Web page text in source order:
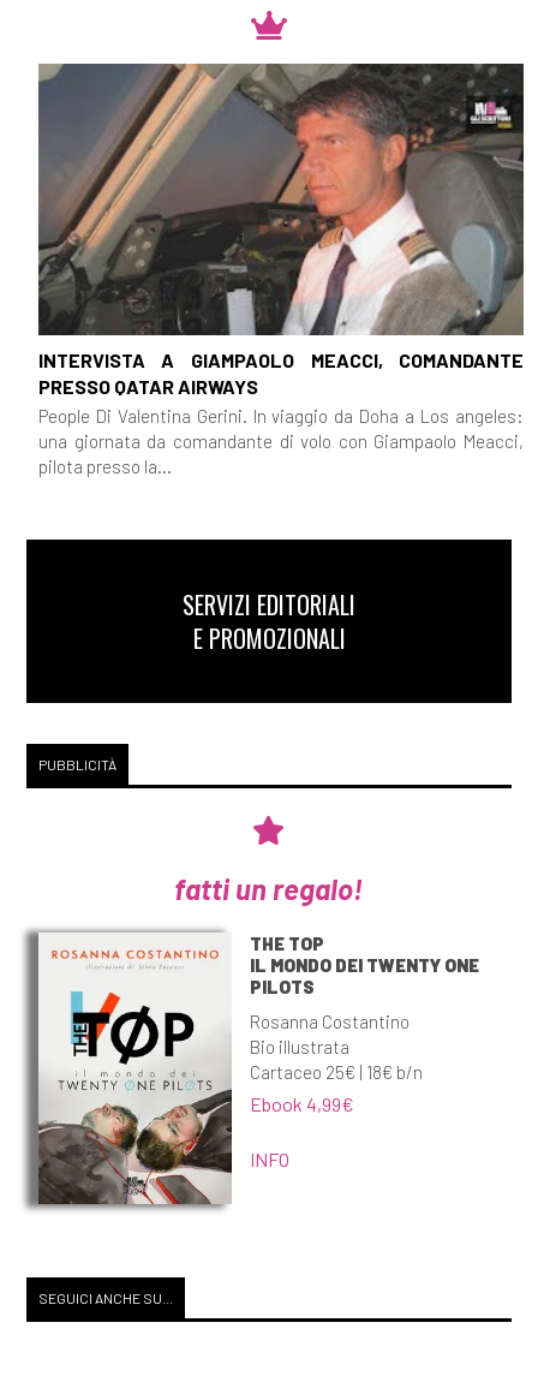
INTERVISTA A GIAMPAOLO MEACCI, COMANDANTE
PRESSO QATAR AIRWAYS
People Di Valentina Gerini. In viaggio da Doha a Los angeles:
una giornata da comandante di volo con Giampaolo Meacci,
pilota presso la...
SERVIZI EDITORIALI
E PROMOZIONALI
PUBBLICITÀ
fatti un regalo!
THE TOP
IL MONDO DEI TWENTY ONE
PILOTS
Rosanna Costantino
Bio illustrata
Cartaceo 25€ | 18€ b/n
Ebook 4,99€
INFO
SEGUICI ANCHE SU...